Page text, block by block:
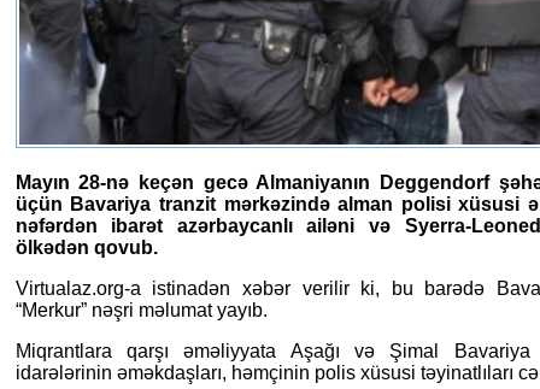
Mayın 28-nə keçən gecə Almaniyanın Deggendorf
üçün Bavariya tranzit mərkəzində alman polisi xüsusi
nəfərdən ibarət azərbaycanlı ailəni və Syerra-
ölkədən qovub.
Virtualaz.org-a istinadən xəbər verilir ki, bu barədə
“Merkur” nəşri məlumat yayıb.
Miqrantlara qarşı əməliyyata Aşağı və Şimal Bavariya
idarələrinin əməkdaşları, həmçinin polis xüsusi təyinatlıları